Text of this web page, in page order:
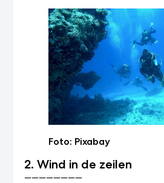
Foto: Pixabay
2. Wind in de zeilen
————————